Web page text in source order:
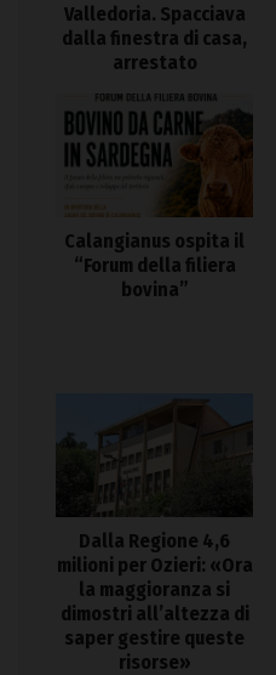
Valledoria. Spacciava
dalla finestra di casa,
arrestato
Calangianus ospita il
“Forum della filiera
bovina”
Dalla Regione 4,6
milioni per Ozieri: «Ora
la maggioranza si
dimostri all’altezza di
saper gestire queste
risorse»